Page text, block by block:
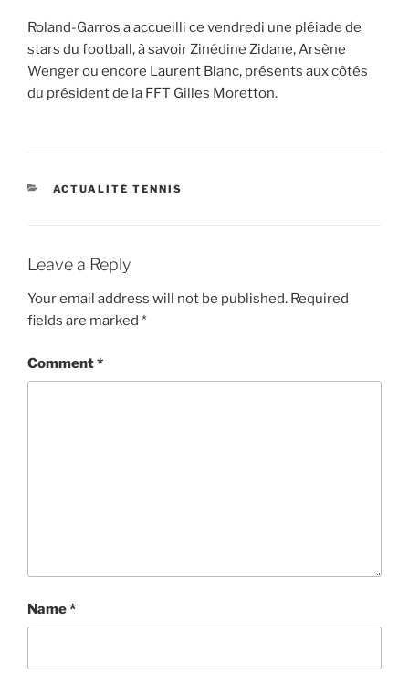
Roland-Garros a accueilli ce vendredi une pléiade de
stars du football, à savoir Zinédine Zidane, Arsène
Wenger ou encore Laurent Blanc, présents aux côtés
du président de la FFT Gilles Moretton.
CATEGORIES
ACTUALITÉ TENNIS
Leave a Reply
Your email address will not be published. Required
fields are marked *
Comment*
Name*